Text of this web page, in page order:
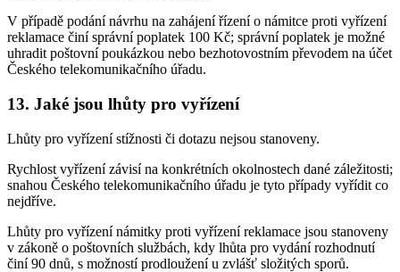
V případě podání návrhu na zahájení řízení o námitce proti vyřízení
reklamace činí správní poplatek 100 Kč; správní poplatek je možné
uhradit poštovní poukázkou nebo bezhotovostním převodem na účet
Českého telekomunikačního úřadu.
13. Jaké jsou lhůty pro vyřízení
Lhůty pro vyřízení stížnosti či dotazu nejsou stanoveny.
Rychlost vyřízení závisí na konkrétních okolnostech dané záležitosti;
snahou Českého telekomunikačního úřadu je tyto případy vyřídit co
nejdříve.
Lhůty pro vyřízení námitky proti vyřízení reklamace jsou stanoveny
v zákoně o poštovních službách, kdy lhůta pro vydání rozhodnutí
činí 90 dnů, s možností prodloužení u zvlášť složitých sporů.